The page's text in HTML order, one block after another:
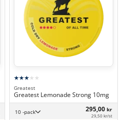
Greatest
Greatest Lemonade Strong 10mg
10 -pack 295,00 kr
29,50 kr/st